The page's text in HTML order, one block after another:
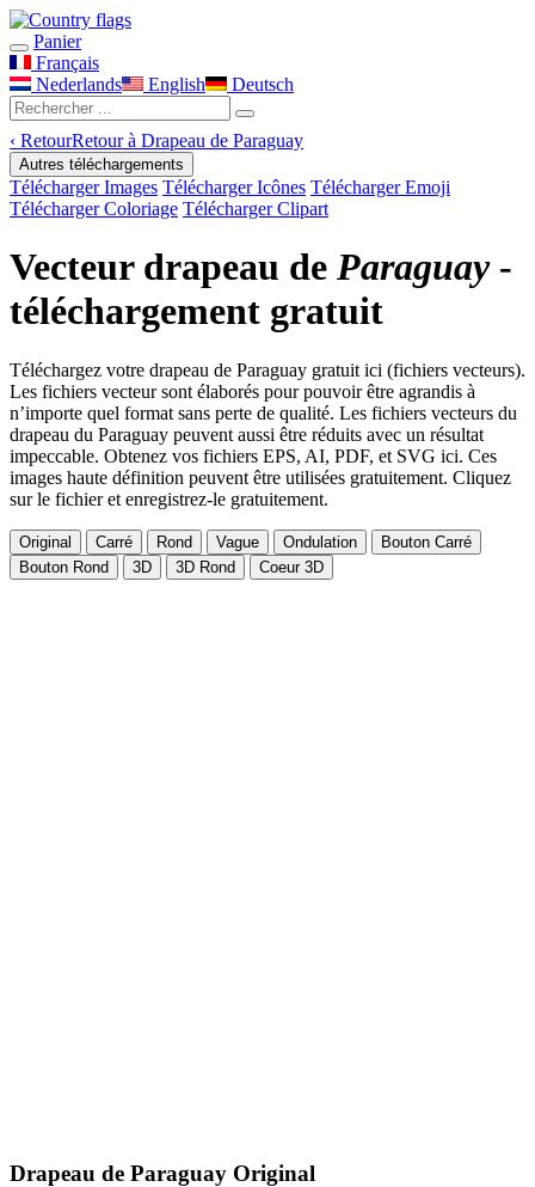
Panier
Français
Nederlands
English Deutsch
‹ RetourRetour à Drapeau de Paraguay
Autres téléchargements
Télécharger Images Télécharger Icônes Télécharger Emoji
Télécharger Coloriage Télécharger Clipart
Vecteur drapeau de Paraguay-
téléchargement gratuit
Téléchargez votre drapeau de Paraguay gratuit ici (fichiers vecteurs).
Les fichiers vecteur sont élaborés pour pouvoir être agrandis à
n’importe quel format sans perte de qualité. Les fichiers vecteurs du
drapeau du Paraguay peuvent aussi être réduits avec un résultat
impeccable. Obtenez vos fichiers EPS, AI, PDF, et SVG ici. Ces
images haute définition peuvent être utilisées gratuitement. Cliquez
sur le fichier et enregistrez-le gratuitement.
Original Carré Rond Vague Ondulation
Bouton Carré
Bouton Rond
3D 3D Rond Coeur 3D
Drapeau de Paraguay Original